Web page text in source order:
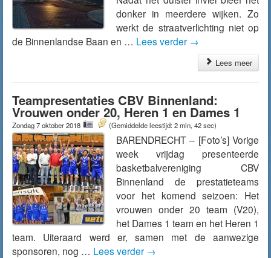
donker in meerdere wijken. Zo
werkt de straatverlichting niet op
de Binnenlandse Baan en … Lees verder →
Lees meer
Teampresentaties CBV Binnenland:
Vrouwen onder 20, Heren 1 en Dames 1
Zondag 7 oktober 2018 (Gemiddelde leestijd: 2 min, 42 sec)
BARENDRECHT – [Foto’s] Vorige
week vrijdag presenteerde
basketbalvereniging CBV
Binnenland de prestatieteams
voor het komend seizoen: Het
vrouwen onder 20 team (V20),
het Dames 1 team en het Heren 1
team. Uiteraard werd er, samen met de aanwezige
sponsoren, nog … Lees verder →